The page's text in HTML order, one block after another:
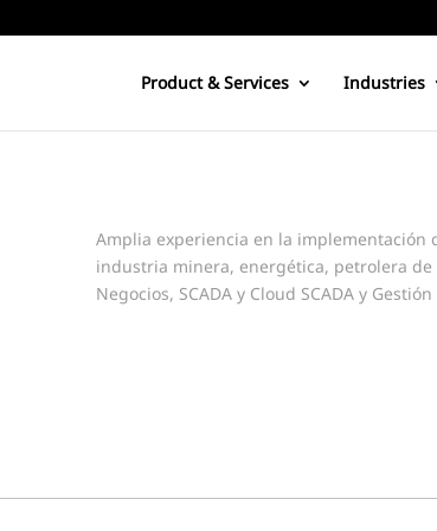
Product & Services Industries
Amplia experiencia en la implementación
industria minera, energética, petrolera de
Negocios, SCADA y Cloud SCADA y